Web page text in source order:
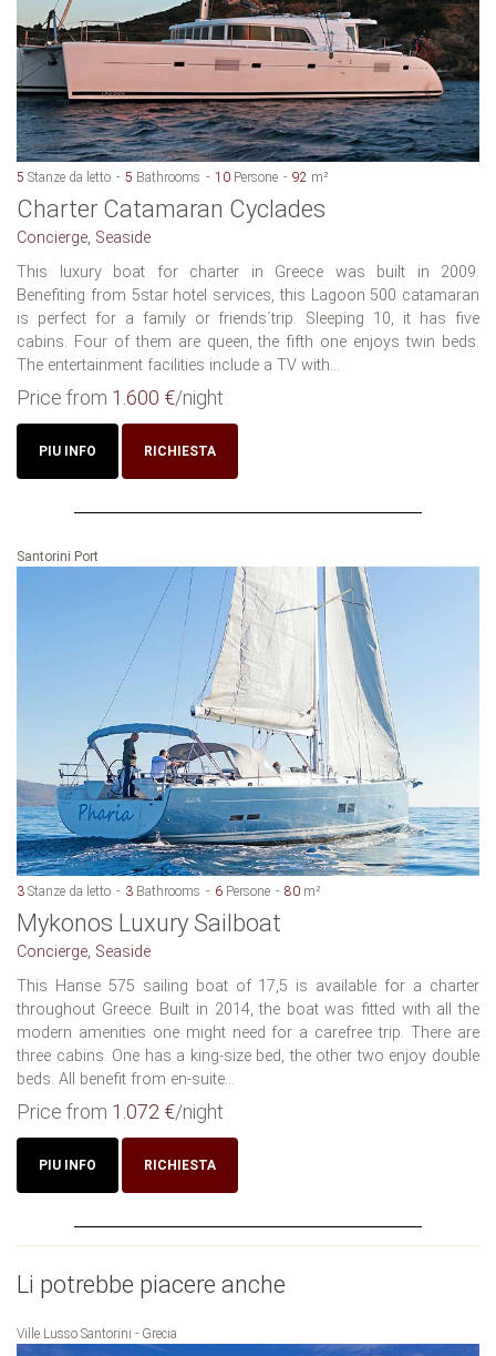
5 Stanze da letto 5 Bathrooms 10 Persone 92 m²
Charter Catamaran Cyclades
Concierge, Seaside
This luxury boat for charter in Greece was built in 2009.
Benefiting from 5star hotel services, this Lagoon 500 catamaran
is perfect for a family or friends´trip. Sleeping 10, it has five
cabins. Four of them are queen, the fifth one enjoys twin beds.
The entertainment facilities include a TV with...
Price from 1.600 €/night
PIU INFO RICHIESTA
Santorini Port
3 Stanze da letto 3 Bathrooms 6 Persone 80 m²
Mykonos Luxury Sailboat
Concierge, Seaside
This Hanse 575 sailing boat of 17,5 is available for a charter
throughout Greece. Built in 2014, the boat was fitted with all the
modern amenities one might need for a carefree trip. There are
three cabins. One has a king-size bed, the other two enjoy double
beds. All benefit from en-suite...
Price from 1.072 €/night
PIU INFO RICHIESTA
Li potrebbe piacere anche
Ville Lusso Santorini - Grecia